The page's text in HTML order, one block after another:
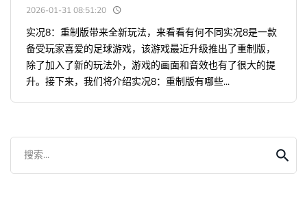
2026-01-31 08:51:20
实况8：重制版带来全新玩法，来看看有何不同实况8是一款
备受玩家喜爱的足球游戏，该游戏最近升级推出了重制版，
除了加入了新的玩法外，游戏的画面和音效也有了很大的提
升。接下来，我们将介绍实况8：重制版有哪些...
搜索...